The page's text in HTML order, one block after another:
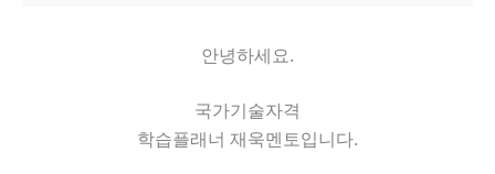
안녕하세요.
국가기술자격
학습플래너 재욱멘토입니다.